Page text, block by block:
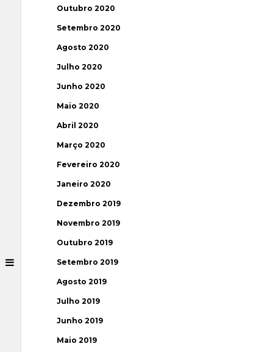
Outubro 2020
Setembro 2020
Agosto 2020
Julho 2020
Junho 2020
Maio 2020
Abril 2020
Março 2020
Fevereiro 2020
Janeiro 2020
Dezembro 2019
Novembro 2019
Outubro 2019
Setembro 2019
Agosto 2019
Julho 2019
Junho 2019
Maio 2019